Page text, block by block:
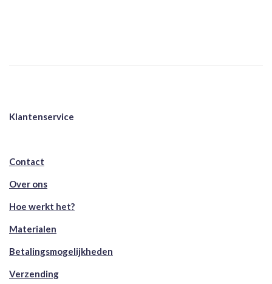
Klantenservice
Contact
Over ons
Hoe werkt het?
Materialen
Betalingsmogelijkheden
Verzending